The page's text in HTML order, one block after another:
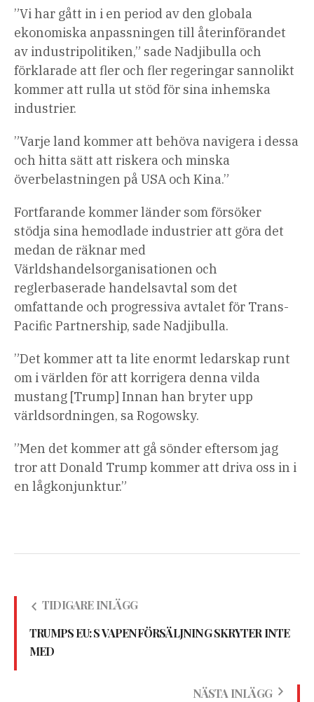
”Vi har gått in i en period av den globala
ekonomiska anpassningen till återinförandet
av industripolitiken,” sade Nadjibulla och
förklarade att fler och fler regeringar sannolikt
kommer att rulla ut stöd för sina inhemska
industrier.
”Varje land kommer att behöva navigera i dessa
och hitta sätt att riskera och minska
överbelastningen på USA och Kina.”
Fortfarande kommer länder som försöker
stödja sina hemodlade industrier att göra det
medan de räknar med
Världshandelsorganisationen och
reglerbaserade handelsavtal som det
omfattande och progressiva avtalet för Trans-
Pacific Partnership, sade Nadjibulla.
”Det kommer att ta lite enormt ledarskap runt
om i världen för att korrigera denna vilda
mustang [Trump] Innan han bryter upp
världsordningen, sa Rogowsky.
”Men det kommer att gå sönder eftersom jag
tror att Donald Trump kommer att driva oss in i
en lågkonjunktur.”
TIDIGARE INLÄGG
TRUMPS EU: S VAPENFÖRSÄLJNING SKRYTER INTE
MED
NÄSTA INLÄGG